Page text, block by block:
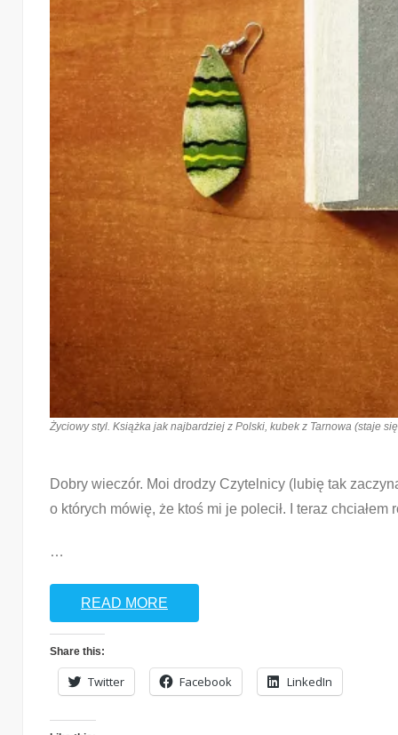
Życiowy styl. Książka jak najbardziej z Polski, kubek z Tarnowa (staje
Dobry wieczór. Moi drodzy Czytelnicy (lubię tak
o których mówię, że ktoś mi je polecił. I teraz
…
READ MORE
Share this:
Twitter Facebook LinkedIn